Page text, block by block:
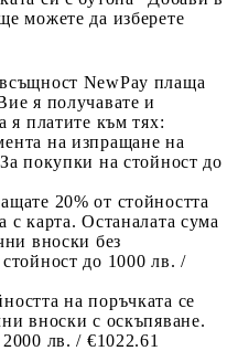
можете да изберете
NewPay плаща
я получавате и
я платите към тях:
на изпращане на
покупки на стойност до
20% от стойността
с карта. Останалата сума
вноски без
до 1000 лв. /
на поръчката се
вноски с оскъпяване.
лв. / €1022.61